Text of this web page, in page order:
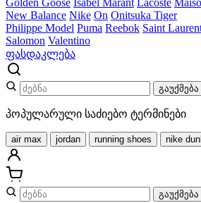
Golden Goose Isabel Marant Lacoste
New Balance Nike On Onitsuka Tiger
Philippe Model Puma Reebok Saint
Salomon Valentino
ფასდაკლება
გაუქმება
პოპულარული საძიებო ტერმინები
air max jordan running shoes nike
გაუქმება